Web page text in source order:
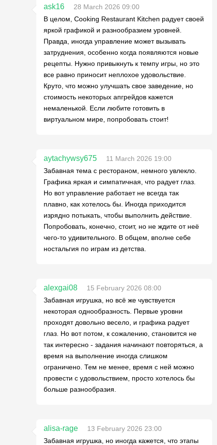
ask16
28 March 2026 09:00
В целом, Cooking Restaurant Kitchen радует своей
яркой графикой и разнообразием уровней.
Правда, иногда управление может вызывать
затруднения, особенно когда появляются новые
рецепты. Нужно привыкнуть к темпу игры, но это
все равно приносит неплохое удовольствие.
Круто, что можно улучшать свое заведение, но
стоимость некоторых апгрейдов кажется
немаленькой. Если любите готовить в
виртуальном мире, попробовать стоит!
aytachywsy675
11 March 2026 19:00
Забавная тема с рестораном, немного увлекло.
Графика яркая и симпатичная, что радует глаз.
Но вот управление работает не всегда так
плавно, как хотелось бы. Иногда приходится
изрядно потыкать, чтобы выполнить действие.
Попробовать, конечно, стоит, но не ждите от неё
чего-то удивительного. В общем, вполне себе
ностальгия по играм из детства.
alexgai08
15 February 2026 08:00
Забавная игрушка, но всё же чувствуется
некоторая однообразность. Первые уровни
проходят довольно весело, и графика радует
глаз. Но вот потом, к сожалению, становится не
так интересно - задания начинают повторяться, а
время на выполнение иногда слишком
ограничено. Тем не менее, время с ней можно
провести с удовольствием, просто хотелось бы
больше разнообразия.
alisa-rage
13 February 2026 23:00
Забавная игрушка, но иногда кажется, что этапы